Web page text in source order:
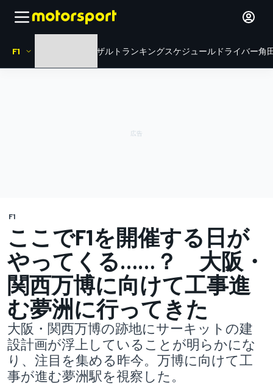
F1 リザルト ランキングスケジュール ドライバー角
F1
ここでF1を開催する日が
やってくる……？ 大阪・
関西万博に向けて工事進
む夢洲に行ってきた
大阪・関西万博の跡地にサーキットの建
設計画が浮上していることが明らかにな
り、注目を集める昨今。万博に向けて工
事が進む夢洲駅を視察した。